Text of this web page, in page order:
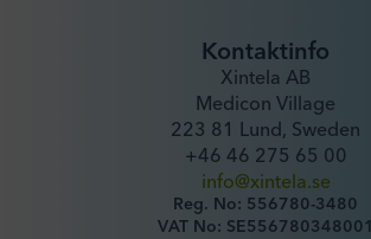
Kontaktinfo
Xintela AB
Medicon Village
223 81 Lund, Sweden
+46 46 275 65 00
info@xintela.se
Reg. No: 556780-3480
VAT No: SE556780348001